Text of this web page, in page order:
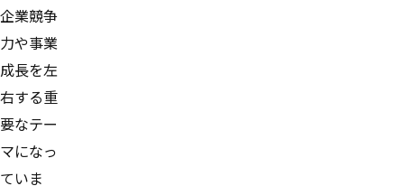
企業競争
力や事業
成長を左
右する重
要なテー
マになっ
ていま